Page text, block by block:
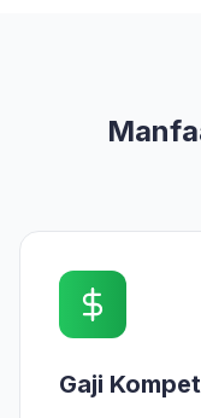
Gaji